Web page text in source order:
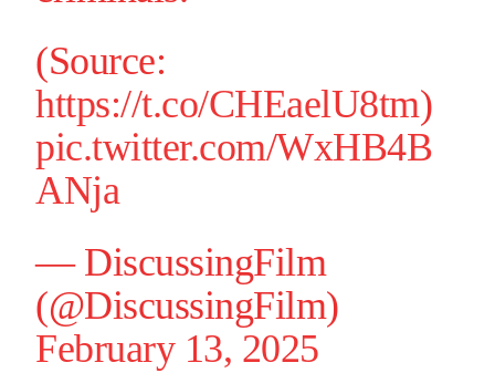
(Source:
https://t.co/CHEaelU8tm)
pic.twitter.com/WxHB4B
ANja
— DiscussingFilm
(@DiscussingFilm)
February 13, 2025